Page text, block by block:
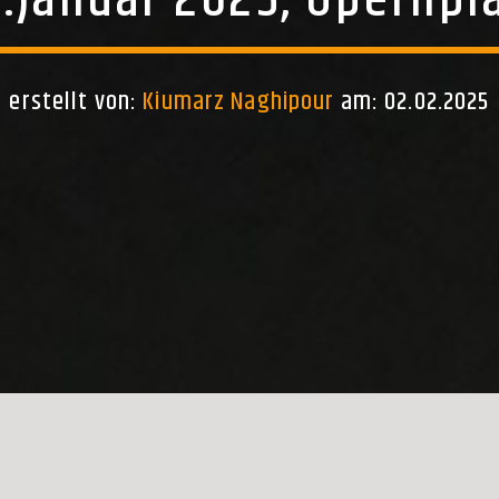
erstellt von: Kiumarz Naghipour am: 02.02.2025